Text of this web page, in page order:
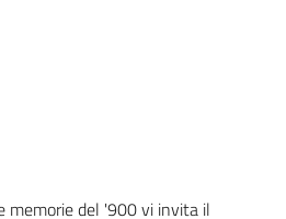
memorie del '900 vi invita il